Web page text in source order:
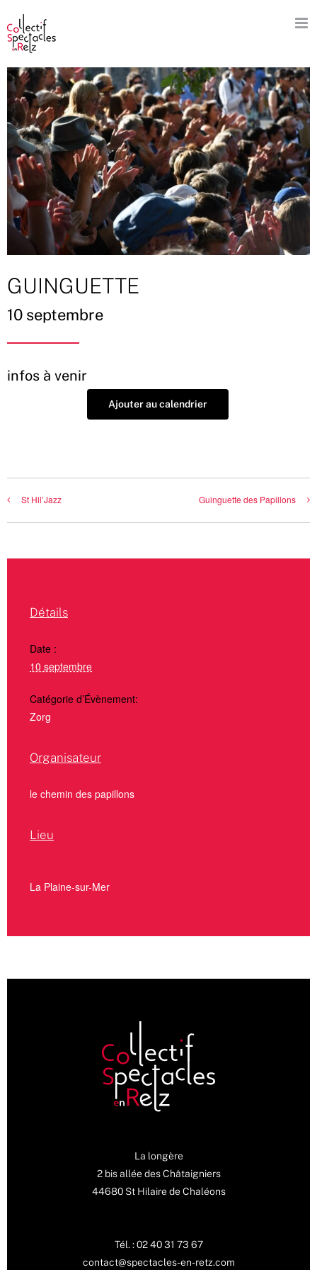
au
contenu
GUINGUETTE
10 septembre
infos à venir
Ajouter au calendrier
St Hil’Jazz Guinguette des Papillons
Détails
Date :
10 septembre
Catégorie d’Évènement:
Zorg
Lieu
La Plaine-sur-Mer
Organisateur
le chemin des papillons
La longère
2 bis allée des Châtaigniers
44680 St Hilaire de Chaléons
Tél. : 02 40 31 73 67
contact@spectacles-en-retz.com